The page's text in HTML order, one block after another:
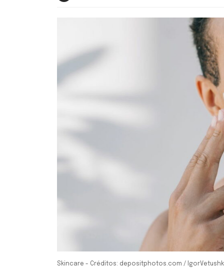
Skincare - Créditos: depositphotos.com /